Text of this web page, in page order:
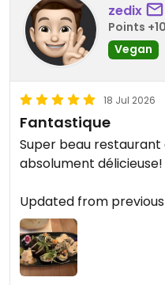
zedix
Points
Vegan
18 Jul 2026
Fantastique
Super beau
absolument
Updated from